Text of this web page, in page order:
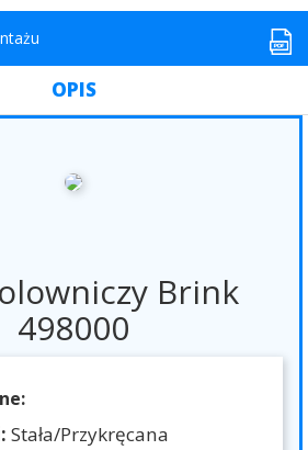
OPIS
Brink
498000
Stała/Przykręcana